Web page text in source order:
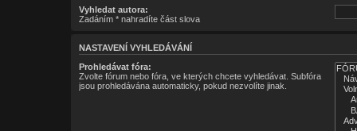
Vyhledat autora:
Zadáním * nahradíte část slova
NASTAVENÍ VYHLEDÁVÁNÍ
Prohledávat fóra:
Zvolte fórum nebo fóra, ve kterých chcete vyhledávat. Subfóra
jsou prohledávána automaticky, pokud nezvolíte jinak.